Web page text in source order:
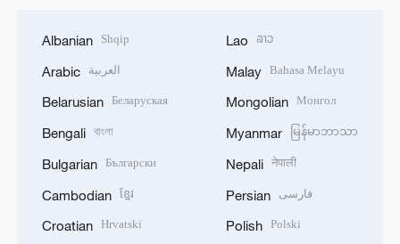
Albanian Shqip
Arabic العربية
Belarusian Беларуская
Bengali বাংলা
Bulgarian Български
Cambodian ខ្មែរ
Croatian Hrvatski
Lao ລາວ
Malay Bahasa Melayu
Mongolian Монгол
Myanmar မြန်မာဘာသာ
Nepali नेपाली
Persian فارسی
Polish Polski